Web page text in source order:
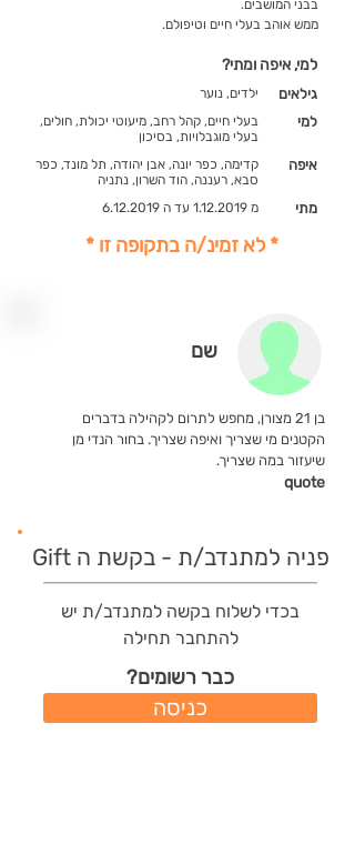
בבני המושבים.
ממש אוהב בעלי חיים וטיפולם.
למי, איפה ומתי?
ילדים, נוער גילאים
בעלי חיים, קהל רחב, מיעוטי יכולת, חולים,
בעלי מוגבלויות, בסיכון
למי
קדימה, כפר יונה, אבן יהודה, תל מונד, כפר
סבא, רעננה, הוד השרון, נתניה
איפה
מ 1.12.2019 עד ה 6.12.2019 מתי
* לא זמינ/ה בתקופה זו *
שם
בן 21 מצורן, מחפש לתרום לקהילה בדברים
הקטנים מי שצריך ואיפה שצריך. בחור הנדי מן
שיעזור במה שצריך.
quote
פניה למתנדב/ת - בקשת ה Gift
בכדי לשלוח בקשה למתנדב/ת יש
להתחבר תחילה
כבר רשומים?
כניסה